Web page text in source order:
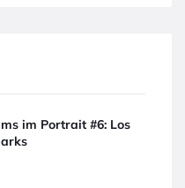
im Portrait #6: Los